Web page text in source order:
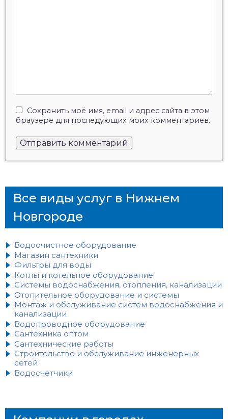
Сохранить моё имя, email и адрес сайта в этом
браузере для последующих моих комментариев.
Все виды услуг в Нижнем
Новгороде
Водоочистное оборудование
Магазин сантехники
Фильтры для воды
Котлы и котельное оборудование
Системы водоснабжения, отопления, канализации
Отопительное оборудование и системы
Монтаж и обслуживание систем водоснабжения и
канализации
Водопроводное оборудование
Сантехника оптом
Сантехнические работы
Строительство и обслуживание инженерных
сетей
Водосчетчики